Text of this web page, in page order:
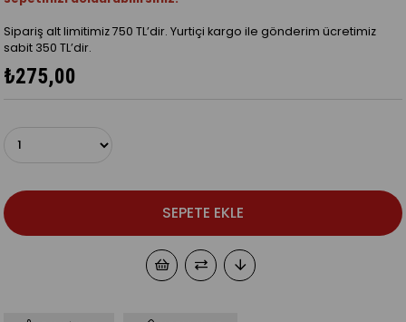
Sipariş alt limitimiz 750 TL’dir. Yurtiçi kargo ile gönderim ücretimiz
sabit 350 TL’dir.
₺275,00